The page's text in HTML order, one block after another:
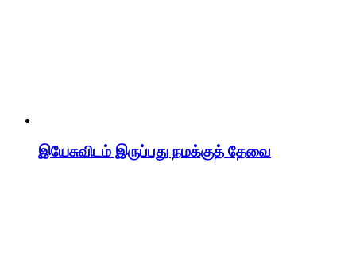
இயேசுவிடம் இருப்பது நமக்குத் தேவை